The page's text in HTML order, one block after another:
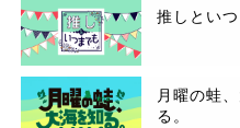
推しとい
月曜の蛙
る。